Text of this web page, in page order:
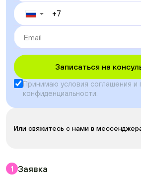
▼
Записаться на
Принимаю условия соглашения и
конфиденциальности.
Или свяжитесь с нами в
1 Заявка